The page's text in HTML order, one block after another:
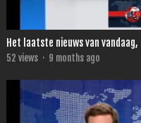
Het laatste nieuws van
52 views · 9 months ago